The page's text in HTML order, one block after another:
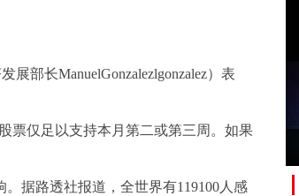
展部长ManuelGonzalezlgonzalez）表
票仅足以支持本月第二或第三周。如果
。据路透社报道，全世界有119100人感